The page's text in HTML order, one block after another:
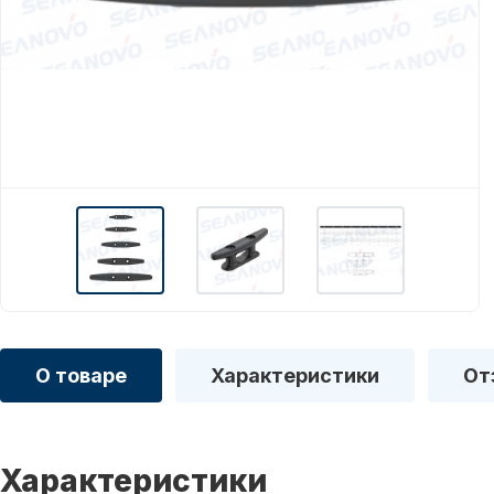
О товаре Характеристики
Характеристики